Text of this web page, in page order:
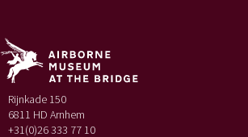
Rijnkade 150
6811 HD Arnhem
+31(0)26 333 77 10